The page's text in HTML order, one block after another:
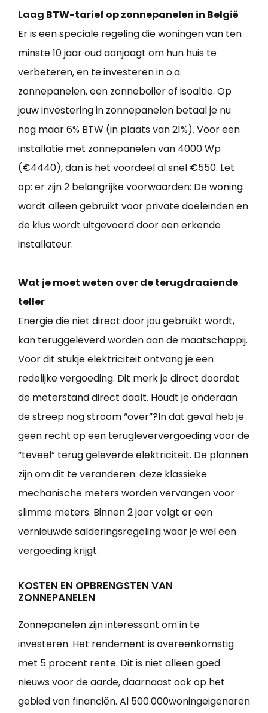
Laag BTW-tarief op zonnepanelen in België
Er is een speciale regeling die woningen van ten
minste 10 jaar oud aanjaagt om hun huis te
verbeteren, en te investeren in o.a.
zonnepanelen, een zonneboiler of isoaltie. Op
jouw investering in zonnepanelen betaal je nu
nog maar 6% BTW (in plaats van 21%). Voor een
installatie met zonnepanelen van 4000 Wp
(€4440), dan is het voordeel al snel €550. Let
op: er zijn 2 belangrijke voorwaarden: De woning
wordt alleen gebruikt voor private doeleinden en
de klus wordt uitgevoerd door een erkende
installateur.
Wat je moet weten over de terugdraaiende
teller
Energie die niet direct door jou gebruikt wordt,
kan teruggeleverd worden aan de maatschappij.
Voor dit stukje elektriciteit ontvang je een
redelijke vergoeding. Dit merk je direct doordat
de meterstand direct daalt. Houdt je onderaan
de streep nog stroom “over”?In dat geval heb je
geen recht op een terugleververgoeding voor de
“teveel” terug geleverde elektriciteit. De plannen
zijn om dit te veranderen: deze klassieke
mechanische meters worden vervangen voor
slimme meters. Binnen 2 jaar volgt er een
vernieuwde salderingsregeling waar je wel een
vergoeding krijgt.
KOSTEN EN OPBRENGSTEN VAN
ZONNEPANELEN
Zonnepanelen zijn interessant om in te
investeren. Het rendement is overeenkomstig
met 5 procent rente. Dit is niet alleen goed
nieuws voor de aarde, daarnaast ook op het
gebied van financiën. Al 500.000woningeigenaren